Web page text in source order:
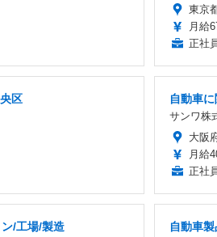
東京
月給
正社
区 自動車
サンワ株
大阪
月給
正社
/工場/製造 自動車